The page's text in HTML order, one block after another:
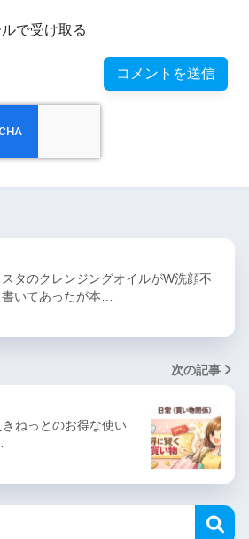
で受け取る
スタのクレンジングオイルがW洗顔不
いてあったが本…
次の記事
きねっとのお得な使い